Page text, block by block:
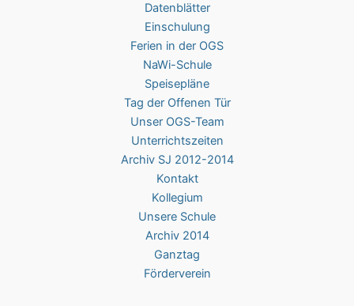
Datenblätter
Einschulung
Ferien in der OGS
NaWi-Schule
Speisepläne
Tag der Offenen Tür
Unser OGS-Team
Unterrichtszeiten
Archiv SJ 2012-2014
Kontakt
Kollegium
Unsere Schule
Archiv 2014
Ganztag
Förderverein